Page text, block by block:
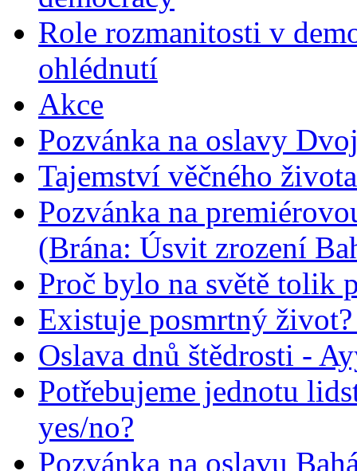
Role rozmanitosti v
ohlédnutí
Akce
Pozvánka na oslavy
Tajemství věčného života
Pozvánka na
(Brána: Úsvit zrození
Proč bylo na světě tolik
Existuje posmrtný
Oslava dnů štědrosti -
Potřebujeme jednotu
yes/no?
Pozvánka na oslavu